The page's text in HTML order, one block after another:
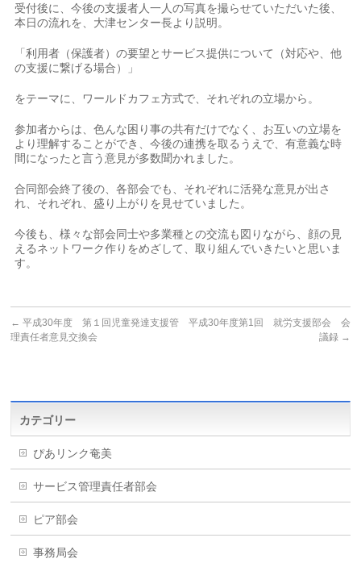
受付後に、今後の支援者人一人の写真を撮らせていただいた後、
本日の流れを、大津センター長より説明。
「利用者（保護者）の要望とサービス提供について（対応や、他
の支援に繋げる場合）」
をテーマに、ワールドカフェ方式で、それぞれの立場から。
参加者からは、色んな困り事の共有だけでなく、お互いの立場を
より理解することができ、今後の連携を取るうえで、有意義な時
間になったと言う意見が多数聞かれました。
合同部会終了後の、各部会でも、それぞれに活発な意見が出さ
れ、それぞれ、盛り上がりを見せていました。
今後も、様々な部会同士や多業種との交流も図りながら、顔の見
えるネットワーク作りをめざして、取り組んでいきたいと思いま
す。
← 平成30年度 第１回児童発達支援管
理責任者意見交換会
平成30年度第1回 就労支援部会 会
議録 →
カテゴリー
ぴあリンク奄美
サービス管理責任者部会
ピア部会
事務局会